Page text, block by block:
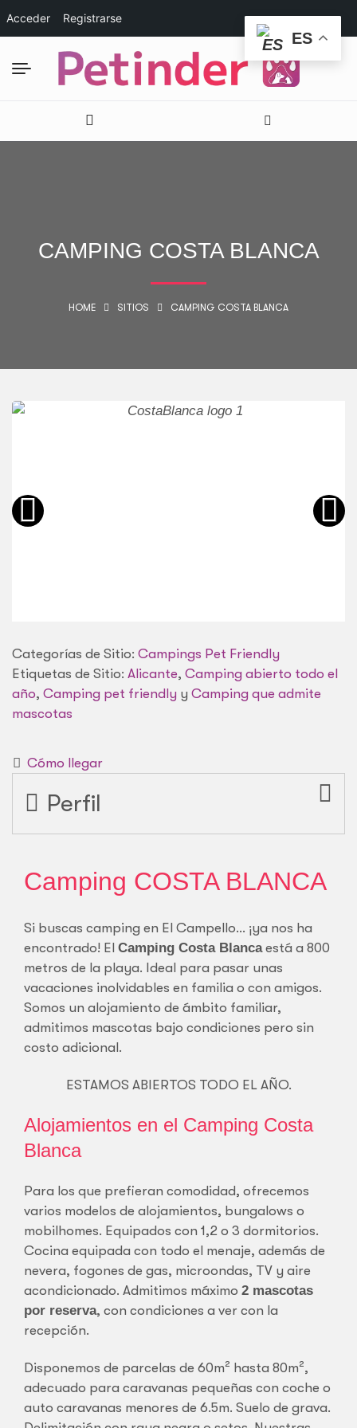
Acceder Registrarse
CAMPING COSTA BLANCA
HOME SITIOS CAMPING COSTA BLANCA
Categorías de Sitio: Campings Pet Friendly
Etiquetas de Sitio: Alicante, Camping abierto todo el
año, Camping pet friendly y Camping que admite
mascotas
Cómo llegar
Perfil
Camping COSTA BLANCA
Si buscas camping en El Campello… ¡ya nos ha
encontrado! El Camping Costa Blancaestá a 800
metros de la playa. Ideal para pasar unas
vacaciones inolvidables en familia o con amigos.
Somos un alojamiento de ámbito familiar,
admitimos mascotas bajo condiciones pero sin
costo adicional.
ESTAMOS ABIERTOS TODO EL AÑO.
Alojamientos en el Camping Costa
Blanca
Para los que prefieran comodidad, ofrecemos
varios modelos de alojamientos, bungalows o
mobilhomes. Equipados con 1,2 o 3 dormitorios.
Cocina equipada con todo el menaje, además de
nevera, fogones de gas, microondas, TV y aire
acondicionado. Admitimos máximo 2 mascotas
por reserva, con condiciones a ver con la
recepción.
Disponemos de parcelas de 60m² hasta 80m²,
adecuado para caravanas pequeñas con coche o
auto caravanas menores de 6.5m. Suelo de grava.
ES